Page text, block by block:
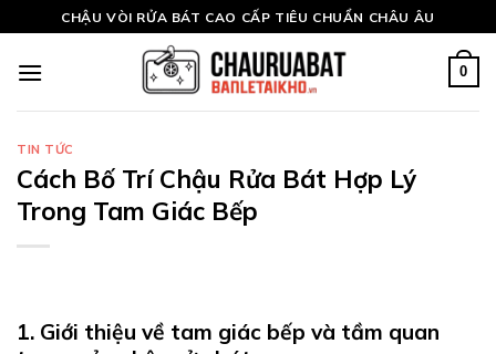
to
content
CHẬU VÒI RỬA BÁT CAO CẤP TIÊU CHUẨN CHÂU ÂU
0
TIN TỨC
Cách Bố Trí Chậu Rửa Bát Hợp Lý
Trong Tam Giác Bếp
1. Giới thiệu về tam giác bếp và tầm quan